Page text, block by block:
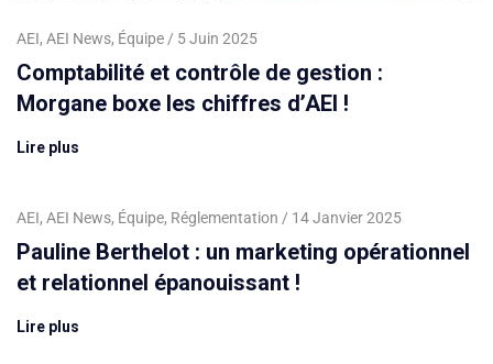
AEI, AEI News, Équipe 5 Juin 2025
Comptabilité et contrôle de gestion :
Morgane boxe les chiffres d’AEI !
Lire plus
AEI, AEI News, Équipe, Réglementation 14 Janvier 2025
Pauline Berthelot : un marketing opérationnel
et relationnel épanouissant !
Lire plus